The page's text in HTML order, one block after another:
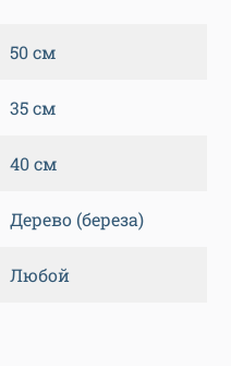
50 см
35 см
40 см
Дерево (береза)
Любой